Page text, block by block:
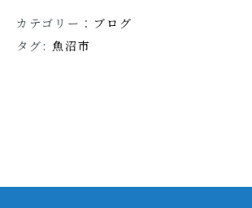
カテゴリー： ブログ
タグ: 魚沼市